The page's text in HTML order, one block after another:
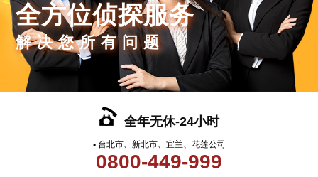
全方位侦探服务
解决您所有问题
全年无休-24小时
▪ 台北市、新北市、宜兰、花莲公司
0800-449-999